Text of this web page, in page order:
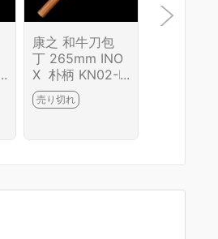
康之 和牛刀包
丁 265mm INO
X 朴柄 KN02-B
6643-2L1D
売り切れ